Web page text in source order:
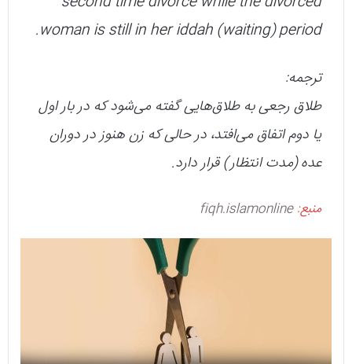
woman is still in her iddah (waiting) period.
ترجمه:
طلاق رجعی به طلاق‌هایی گفته می‌شود که در بار اول
یا دوم اتفاق می‌افتد، در حالی که زن هنوز در دوران
عده (مدت انتظار) قرار دارد.
منبع:fiqh.islamonline